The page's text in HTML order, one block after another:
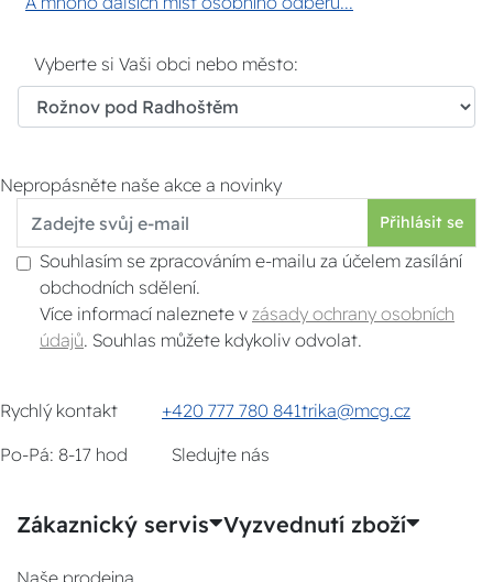
Vyberte si Vaši obci nebo město:
Nepropásněte naše akce a novinky
Přihlásit se
Souhlasím se zpracováním e-mailu za účelem zasílání
obchodních sdělení.
Více informací naleznete v zásady ochrany osobních
údajů . Souhlas můžete kdykoliv odvolat.
Rychlý kontakt +420 777 780 841trika@mcg.cz
Po-Pá: 8-17 hod
Sledujte nás
Zákaznický servis Vyzvednutí zboží
Naše prodejna